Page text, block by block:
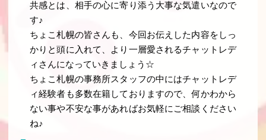
共感とは、相手の心に寄り添う大事な気遣いなので
す♪
ちょこ札幌の皆さんも、今回お伝えした内容をしっ
かりと頭に入れて、より一層愛されるチャットレデ
ィさんになっていきましょう☆
ちょこ札幌の事務所スタッフの中にはチャットレデ
ィ経験者も多数在籍しておりますので、何かわから
ない事や不安な事があればお気軽にご相談ください
ね♪